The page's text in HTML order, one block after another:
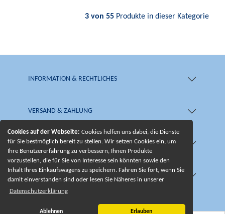
Cookies auf der Webseite:Cookies helfen uns dabei, die Dienste
für Sie bestmöglich bereit zu stellen. Wir setzen Cookies ein, um
Ihre Benutzererfahrung zu verbessern, Ihnen Produkte
vorzustellen, die für Sie von Interesse sein könnten sowie den
Inhalt Ihres Einkaufswagens zu speichern. Fahren Sie fort, wenn Sie
damit einverstanden sind oder lesen Sie Näheres in unserer
Datenschutzerklärung
Ablehnen Erlauben
3 von 55 Produkte in dieser Kategorie
INFORMATION & RECHTLICHES
VERSAND & ZAHLUNG
SHOP & SERVICE